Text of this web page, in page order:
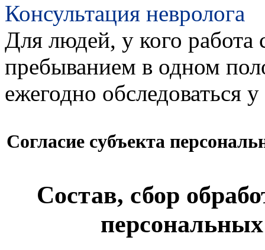
Консультация невролога
Для людей, у кого работа
пребыванием в одном
ежегодно обследоваться
Согласие субъекта
Состав, сбор